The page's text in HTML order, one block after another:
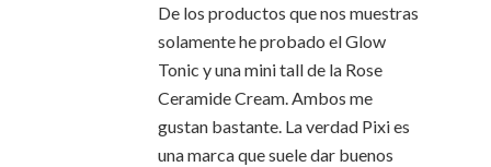
De los productos que nos muestras
solamente he probado el Glow
Tonic y una mini tall de la Rose
Ceramide Cream. Ambos me
gustan bastante. La verdad Pixi es
una marca que suele dar buenos